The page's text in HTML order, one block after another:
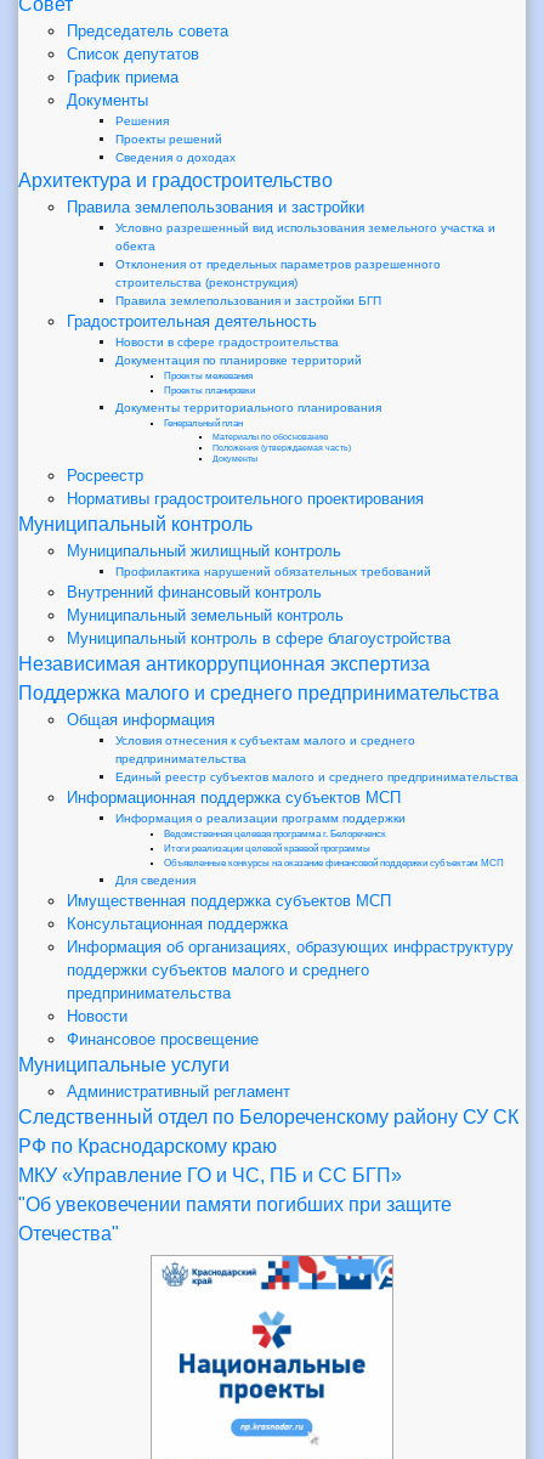
Председатель совета
Список депутатов
График приема
Документы
Решения
Проекты решений
Сведения о доходах
Архитектура и градостроительство
Правила землепользования и застройки
Условно разрешенный вид использования земельного участка и
обекта
Отклонения от предельных параметров разрешенного
строительства (реконструкция)
Правила землепользования и застройки БГП
Градостроительная деятельность
Новости в сфере градостроительства
Документация по планировке территорий
Проекты межевания
Проекты планировки
Документы территориального планирования
Генеральный план
Материалы по обоснованию
Положения (утверждаемая часть)
Документы
Росреестр
Нормативы градостроительного проектирования
Муниципальный контроль
Муниципальный жилищный контроль
Профилактика нарушений обязательных требований
Внутренний финансовый контроль
Муниципальный земельный контроль
Муниципальный контроль в сфере благоустройства
Независимая антикоррупционная экспертиза
Поддержка малого и среднего предпринимательства
Общая информация
Условия отнесения к субъектам малого и среднего
предпринимательства
Единый реестр субъектов малого и среднего предпринимательства
Информационная поддержка субъектов МСП
Информация о реализации программ поддержки
Ведомственная целевая программа г. Белореченск
Итоги реализации целевой краевой программы
Объявленные конкурсы на оказание финансовой поддержки субъектам МСП
Для сведения
Имущественная поддержка субъектов МСП
Консультационная поддержка
Информация об организациях, образующих инфраструктуру
поддержки субъектов малого и среднего
предпринимательства
Новости
Финансовое просвещение
Муниципальные услуги
Административный регламент
Следственный отдел по Белореченскому району СУ СК
РФ по Краснодарскому краю
МКУ «Управление ГО и ЧС, ПБ и СС БГП»
"Об увековечении памяти погибших при защите
Отечества"